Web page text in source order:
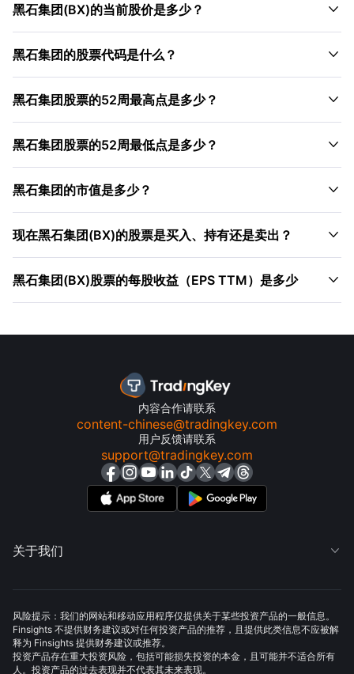
黑石集团(BX)的当前股价是多少？ 
黑石集团的股票代码是什么？ 
黑石集团股票的52周最高点是多少？ 
黑石集团股票的52周最低点是多少？ 
黑石集团的市值是多少？ 
现在黑石集团(BX)的股票是买入、持有还是卖出？ 
黑石集团(BX)股票的每股收益（EPS TTM）是多少 
内容合作请联系
content-chinese@tradingkey.com
用户反馈请联系
support@tradingkey.com
关于我们 
风险提示：我们的网站和移动应用程序仅提供关于某些投资产品的一般信息。
Finsights 不提供财务建议或对任何投资产品的推荐，且提供此类信息不应被解
释为 Finsights 提供财务建议或推荐。
投资产品存在重大投资风险，包括可能损失投资的本金，且可能并不适合所有
人。投资产品的过去表现并不代表其未来表现。